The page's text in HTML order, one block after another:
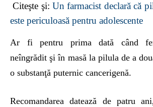
Citeşte şi:Un farmacist declară că
este periculoasă pentru adolescente
Ar fi pentru prima dată când
neîngrădit şi în masă la pilula de a
o substanţă puternic cancerigenă.
Recomandarea datează de patru